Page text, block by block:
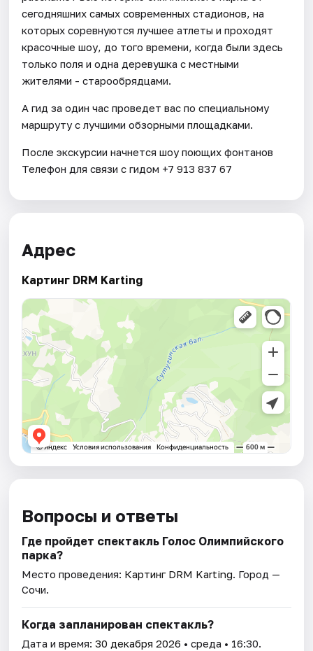
сегодняшних самых современных стадионов, на
которых соревнуются лучшее атлеты и проходят
красочные шоу, до того времени, когда были здесь
только поля и одна деревушка с местными
жителями - старообрядцами.
А гид за один час проведет вас по специальному
маршруту с лучшими обзорными площадками.
После экскурсии начнется шоу поющих фонтанов
Телефон для связи с гидом +7 913 837 67
Адрес
Картинг DRM Karting
Вопросы и ответы
Где пройдет спектакль Голос Олимпийского
парка?
Место проведения: Картинг DRM Karting. Город —
Сочи.
Когда запланирован спектакль?
Дата и время:30 декабря 2026 • среда • 16:30.